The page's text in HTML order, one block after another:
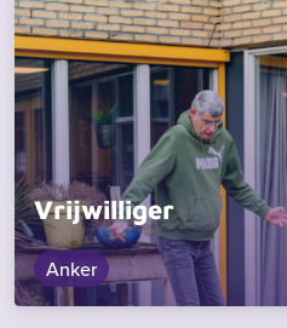
Vrijwilliger
Anker